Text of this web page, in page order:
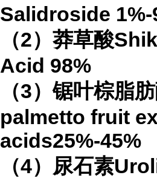
Salidroside
（2）莽草酸
Acid 98%
（3）锯叶棕脂
palmetto fruit
acids25%-45%
（4） 尿石素